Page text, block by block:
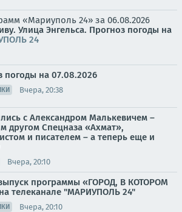
«Мариуполь 24» за 06.08.2026
Улица Энгельса. Прогноз погоды на
24
погоды на 07.08.2026
Вчера, 20:38
с Александром Малькевичем –
другом Спецназа «Ахмат»,
и писателем – а теперь еще и
Вчера, 20:10
программы «ГОРОД, В КОТОРОМ
телеканале "МАРИУПОЛЬ 24"
Вчера, 20:10